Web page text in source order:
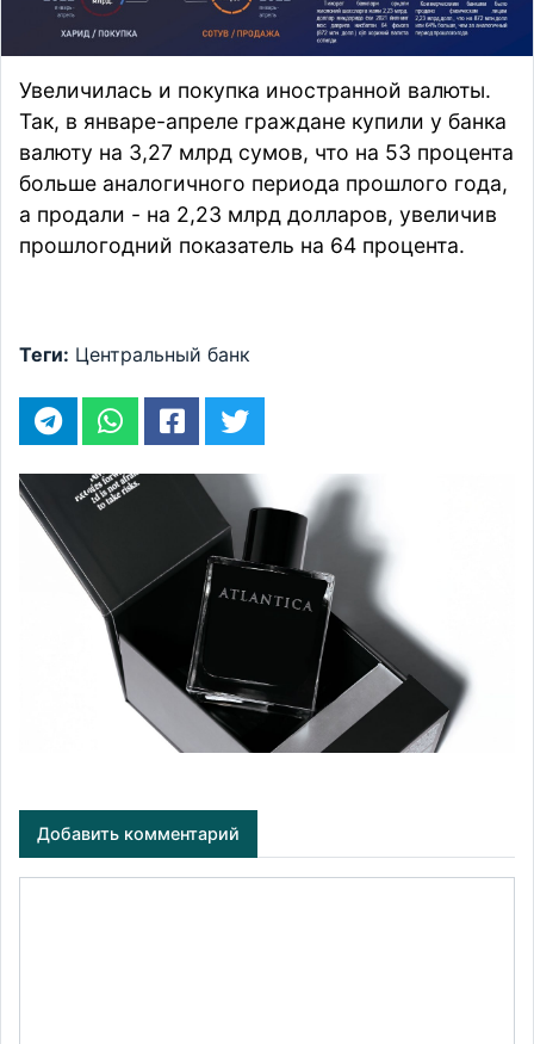
Увеличилась и покупка иностранной валюты.
Так, в январе-апреле граждане купили у банка
валюту на 3,27 млрд сумов, что на 53 процента
больше аналогичного периода прошлого года,
а продали - на 2,23 млрд долларов, увеличив
прошлогодний показатель на 64 процента.
Теги: Центральный банк
Добавить комментарий